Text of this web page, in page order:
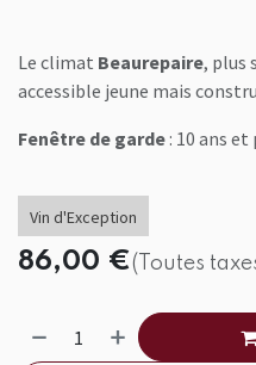
Le climat Beaurepaire, plus
accessible jeune mais
Fenêtre de garde : 10 ans et
Vin d'Exception
86,00 €(Toutes